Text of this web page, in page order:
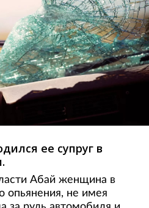
ее супруг в
Абай женщина в
опьянения, не имея